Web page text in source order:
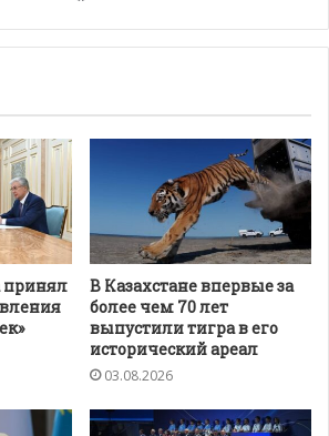
принял
В Казахстане впервые за
более чем 70 лет
выпустили тигра в его
исторический ареал
03.08.2026